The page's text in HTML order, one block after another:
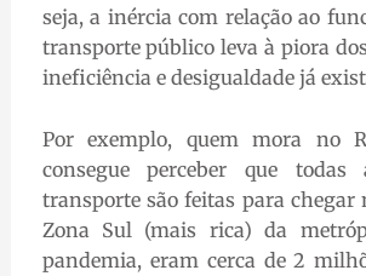
seja, a inércia com relação ao
transporte público leva à piora
ineficiência e desigualdade já
Por exemplo, quem mora no
consegue perceber que
transporte são feitas para chegar
Zona Sul (mais rica) da
pandemia, eram cerca de 2